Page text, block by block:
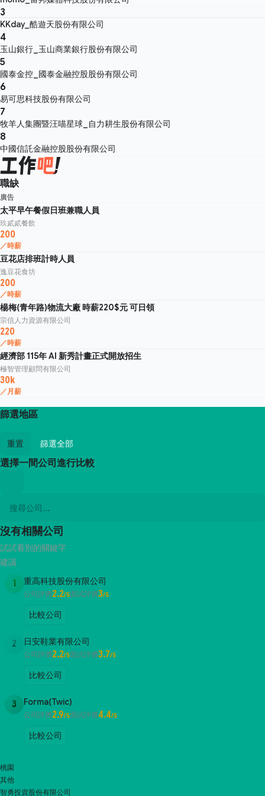
3
KKday_酷遊天股份有限公司
4
玉山銀行_玉山商業銀行股份有限公司
5
國泰金控_國泰金融控股股份有限公司
6
易可思科技股份有限公司
7
牧羊人集團暨汪喵星球_自力耕生股份有限公司
8
中國信託金融控股股份有限公司
職缺
廣告
太平早午餐假日班兼職人員
玖貳貳餐飲
200
／時薪
豆花店排班計時人員
逸豆花食坊
200
／時薪
楊梅(青年路)物流大廠 時薪220$元 可日領
宗信人力資源有限公司
220
／時薪
經濟部 115年 AI 新秀計畫正式開放招生
極智管理顧問有限公司
30k
／月薪
篩選地區
重置 篩選全部
選擇一間公司進行比較
沒有相關公司
試試看別的關鍵字
建議
1 重高科技股份有限公司
公司評價2.2/5面試評價3/5
比較公司
2 日安鞋業有限公司
公司評價2.2/5面試評價3.7/5
比較公司
3 Forma(Twic)
公司評價2.9/5面試評價4.4/5
比較公司
桃園
其他
智勇投資股份有限公司